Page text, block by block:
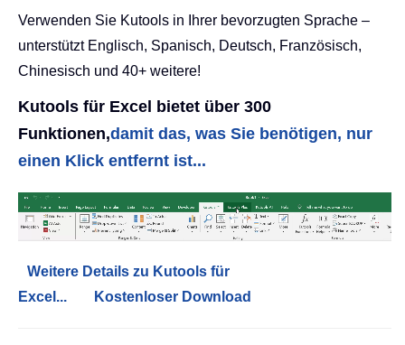
Verwenden Sie Kutools in Ihrer bevorzugten Sprache –
unterstützt Englisch, Spanisch, Deutsch, Französisch,
Chinesisch und 40+ weitere!
Kutools für Excel bietet über 300
Funktionen,damit das, was Sie benötigen, nur
einen Klick entfernt ist...
Weitere Details zu Kutools für
Excel...
Kostenloser Download